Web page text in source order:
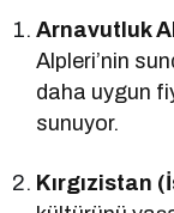
Arnavutluk
Alpleri’nin
daha uygun
sunuyor.
Kırgızistan